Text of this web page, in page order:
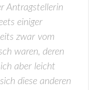
Antragstellerin
einiger
zwar vom
waren, deren
aber leicht
diese anderen